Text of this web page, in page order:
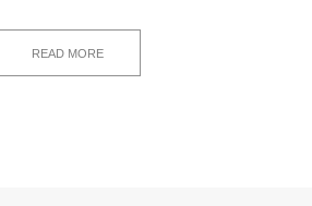
READ MORE